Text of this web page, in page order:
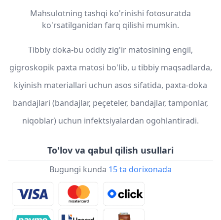
Mahsulotning tashqi ko'rinishi fotosuratda
ko'rsatilganidan farq qilishi mumkin.
Tibbiy doka-bu oddiy zig'ir matosining engil,
gigroskopik paxta matosi bo'lib, u tibbiy maqsadlarda,
kiyinish materiallari uchun asos sifatida, paxta-doka
bandajlari (bandajlar, peçeteler, bandajlar, tamponlar,
niqoblar) uchun infektsiyalardan ogohlantiradi.
To'lov va qabul qilish usullari
Bugungi kunda 15 ta dorixonada